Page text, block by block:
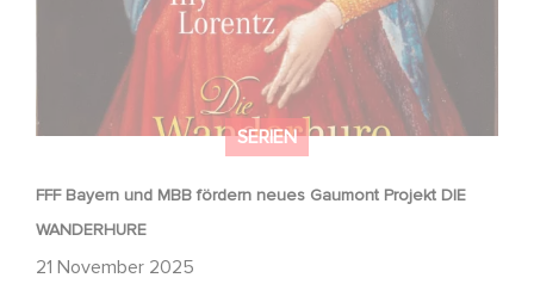
SERIEN
FFF Bayern und MBB fördern neues Gaumont Projekt DIE
WANDERHURE
21 November 2025